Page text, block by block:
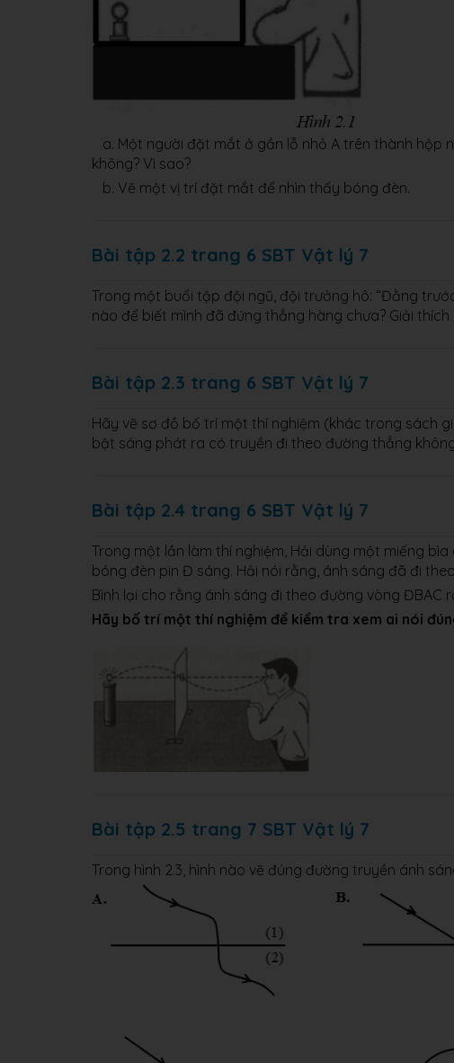
a. Một người đặt mắt ở gần lỗ nhỏ A trên thành hộp
không? Vì sao?
b. Vẽ một vị trí đặt mắt để nhìn thấy bóng đèn.
Bài tập 2.2 trang 6 SBT Vật lý 7
Trong một buổi tập đội ngũ, đội trưởng hô: “Đằng
nào để biết mình đã đứng thẳng hàng chưa? Giải thích
Bài tập 2.3 trang 6 SBT Vật lý 7
Hãy vẽ sơ đồ bố trí một thí nghiệm (khác trong sách
bật sáng phát ra có truyền đi theo đường thẳng
Bài tập 2.4 trang 6 SBT Vật lý 7
Trong một lần làm thí nghiệm, Hải dùng một miếng
bóng đèn pin Đ sáng. Hải nói rằng, ánh sáng đã đi
Bình lại cho rằng ánh sáng đi theo đường vòng ĐBAC
Hãy bố trí một thí nghiệm để kiểm tra xem ai nói
Bài tập 2.5 trang 7 SBT Vật lý 7
Trong hình 2.3, hình nào vẽ đúng đường truyền ánh